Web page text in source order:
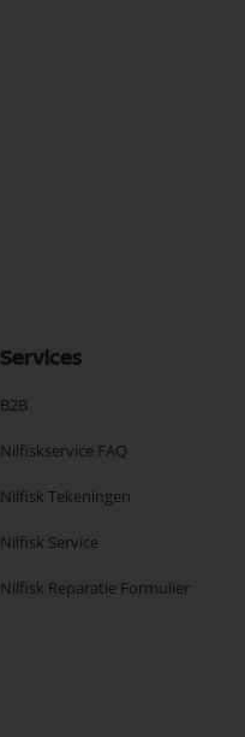
Services
B2B
Nilfiskservice FAQ
Nilfisk Tekeningen
Nilfisk Service
Nilfisk Reparatie Formulier